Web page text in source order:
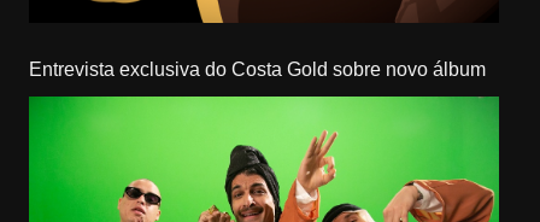
Entrevista exclusiva do Costa Gold sobre novo álbum